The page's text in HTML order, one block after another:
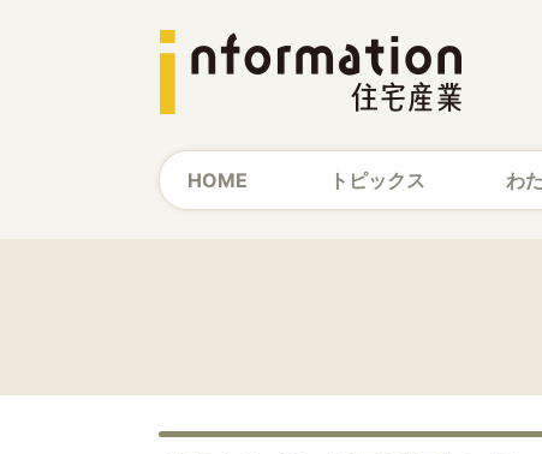
HOME トピックス わ